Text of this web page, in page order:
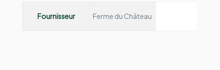
Fournisseur Ferme du Château